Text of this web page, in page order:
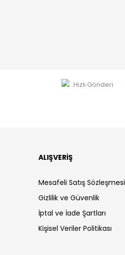
Hızlı Gönderi
ALIŞVERİŞ
Mesafeli Satış Sözleşmesi
Gizlilik ve Güvenlik
İptal ve İade Şartları
Kişisel Veriler Politikası